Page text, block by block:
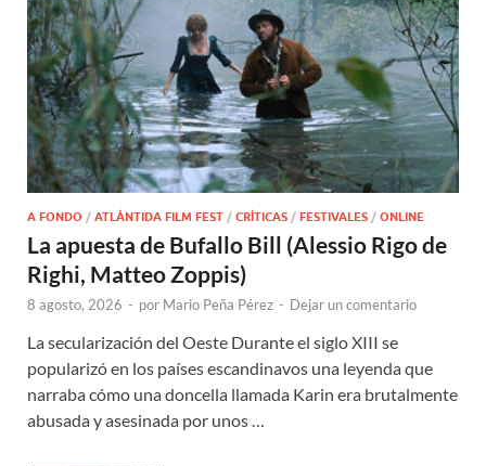
A FONDO / ATLÁNTIDA FILM FEST / CRÍTICAS / FESTIVALES / ONLINE
La apuesta de Bufallo Bill (Alessio Rigo de
Righi, Matteo Zoppis)
8 agosto, 2026 - por Mario Peña Pérez - Dejar un comentario
La secularización del Oeste Durante el siglo XIII se
popularizó en los países escandinavos una leyenda que
narraba cómo una doncella llamada Karin era brutalmente
abusada y asesinada por unos …